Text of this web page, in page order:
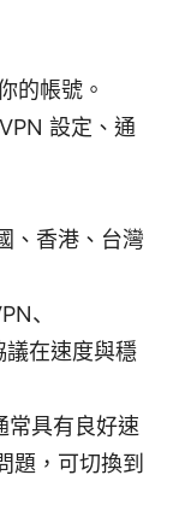
的帳號。
設定、通
、香港、台灣
、
在速度與穩
常具有良好速
題，可切換到